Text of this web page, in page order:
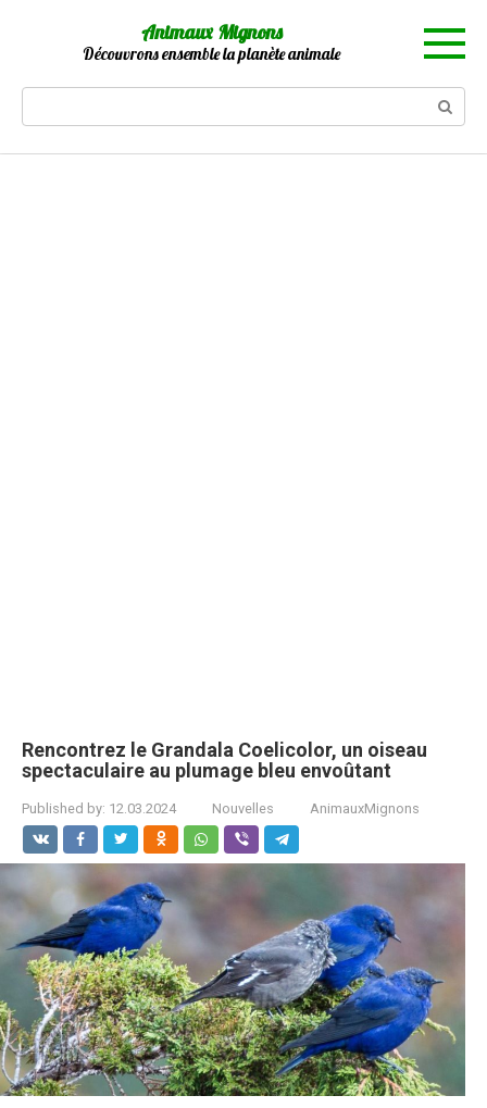
Animaux Mignons
Découvrons ensemble la planète animale
Rencontrez le Grandala Coelicolor, un oiseau
spectaculaire au plumage bleu envoûtant
Published by: 12.03.2024 Nouvelles AnimauxMignons